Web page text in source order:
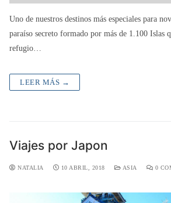
Uno de nuestros destinos más especiales para
paraíso secreto formado por más de 1.100 Islas
refugio…
LEER MÁS →
Viajes por Japon
NATALIA 10 ABRIL, 2018 ASIA 0